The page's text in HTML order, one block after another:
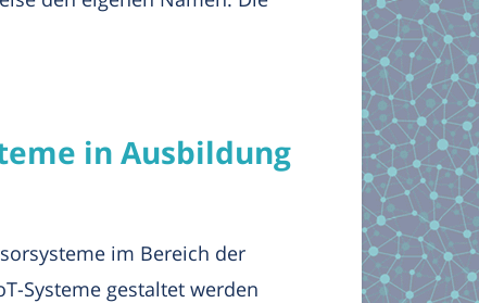
in Ausbildung
im Bereich der
Systeme gestaltet werden